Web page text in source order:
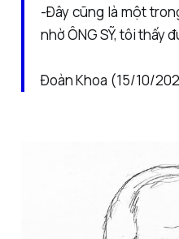
-Đây cũng là một
nhờ ÔNG SỸ, tôi thấy
Đoàn Khoa (15/10/